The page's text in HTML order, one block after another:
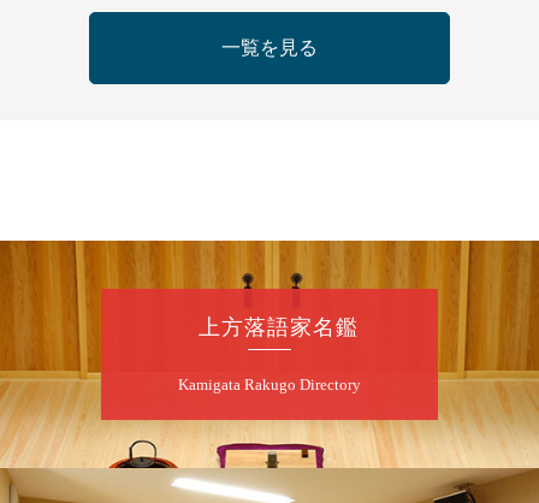
開演：午後6時（5時30分開場）全席指定
前売3,500円 当日4,000円
第98回 桂慶枝の早起き寄席～親子の噺
スペシャル～
僧」／桂三実「ワンワン」／桂慶枝「せんた
開演：午前10時（9時30分開場）1F全席指
定 2F全席自由
前売2,000円 当日2,500円 25歳以下前売・
当日共1,000円
お問合せ：落語ファクトリー 0120-874-315
一覧を見る
上方落語家名鑑
Kamigata Rakugo Directory